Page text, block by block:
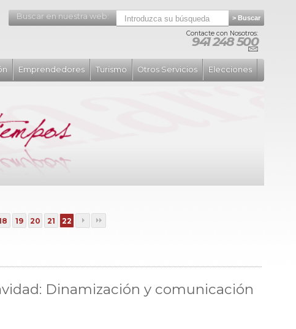
Buscar en nuestra web:
Contacte con Nosotros:
941 248 500
Emprendedores Turismo Otros Servicios Elecciones
19 20 21 22
Dinamización y comunicación